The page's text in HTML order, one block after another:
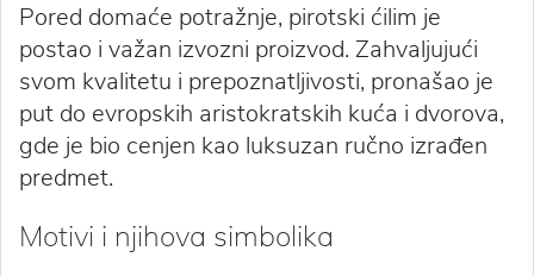
Pored domaće potražnje, pirotski ćilim je
postao i važan izvozni proizvod. Zahvaljujući
svom kvalitetu i prepoznatljivosti, pronašao je
put do evropskih aristokratskih kuća i dvorova,
gde je bio cenjen kao luksuzan ručno izrađen
predmet.
Motivi i njihova simbolika